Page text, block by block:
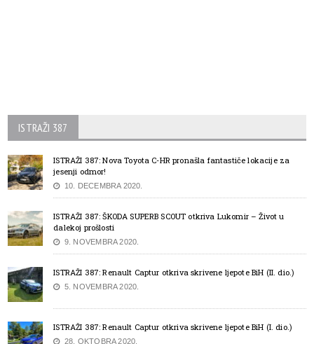
ISTRAŽI 387
ISTRAŽI 387: Nova Toyota C-HR pronašla fantastiče lokacije za
jesenji odmor!
10. DECEMBRA 2020.
ISTRAŽI 387: ŠKODA SUPERB SCOUT otkriva Lukomir – Život u
dalekoj prošlosti
9. NOVEMBRA 2020.
ISTRAŽI 387: Renault Captur otkriva skrivene ljepote BiH (II. dio.)
5. NOVEMBRA 2020.
ISTRAŽI 387: Renault Captur otkriva skrivene ljepote BiH (I. dio.)
28. OKTOBRA 2020.